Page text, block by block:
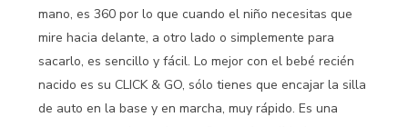
mano, es 360 por lo que cuando el niño necesitas que
mire hacia delante, a otro lado o simplemente para
sacarlo, es sencillo y fácil. Lo mejor con el bebé recién
nacido es su CLICK & GO, sólo tienes que encajar la silla
de auto en la base y en marcha, muy rápido. Es una